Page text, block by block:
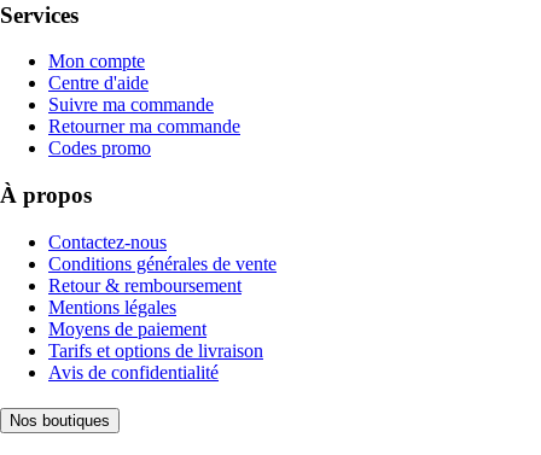
Services
Mon compte
Centre d'aide
Suivre ma commande
Retourner ma commande
Codes promo
À propos
Contactez-nous
Conditions générales de vente
Retour & remboursement
Mentions légales
Moyens de paiement
Tarifs et options de livraison
Avis de confidentialité
Nos boutiques